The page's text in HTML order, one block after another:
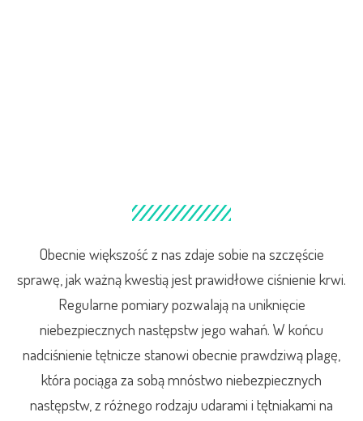
Obecnie większość z nas zdaje sobie na szczęście
sprawę, jak ważną kwestią jest prawidłowe ciśnienie krwi.
Regularne pomiary pozwalają na uniknięcie
niebezpiecznych następstw jego wahań. W końcu
nadciśnienie tętnicze stanowi obecnie prawdziwą plagę,
która pociąga za sobą mnóstwo niebezpiecznych
następstw, z różnego rodzaju udarami i tętniakami na